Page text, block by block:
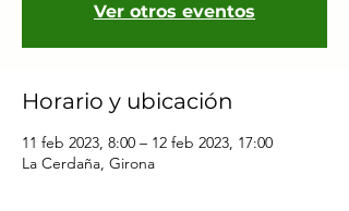
Ver otros eventos
Horario y ubicación
11 feb 2023, 8:00 – 12 feb 2023, 17:00
La Cerdaña, Girona